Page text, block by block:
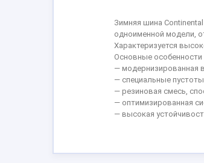
Зимняя шина
одноименной модели,
Характеризуется
Основные особенности
— модернизированная
— специальные
— резиновая смесь,
— оптимизированная
— высокая